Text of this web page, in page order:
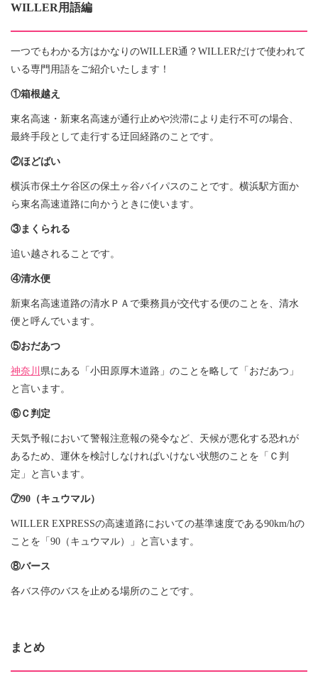
WILLER用語編
一つでもわかる方はかなりのWILLER通？WILLERだけで使われて
いる専門用語をご紹介いたします！
①箱根越え
東名高速・新東名高速が通行止めや渋滞により走行不可の場合、
最終手段として走行する迂回経路のことです。
②ほどばい
横浜市保土ケ谷区の保土ヶ谷バイパスのことです。 横浜駅方面か
ら東名高速道路に向かうときに使います。
③まくられる
追い越されることです。
④清水便
新東名高速道路の清水ＰＡで乗務員が交代する便のことを、清水
便と呼んでいます。
⑤おだあつ
神奈川 県にある「小田原厚木道路」のことを略して「おだあつ」
と言います。
⑥Ｃ判定
天気予報において警報注意報の発令など、天候が悪化する恐れが
あるため、運休を検討しなければいけない状態のことを「Ｃ判
定」と言います。
⑦90（キュウマル）
WILLER EXPRESSの高速道路においての基準速度である90km/hの
ことを「90（キュウマル）」と言います。
⑧バース
各バス停のバスを止める場所のことです。
まとめ